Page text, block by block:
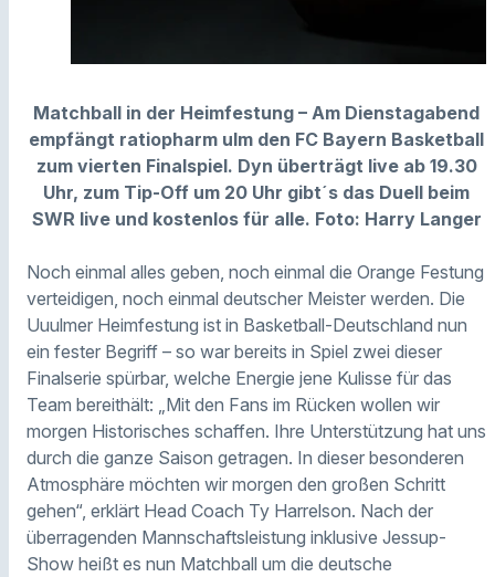
Matchball in der Heimfestung – Am Dienstagabend
empfängt ratiopharm ulm den FC Bayern Basketball
zum vierten Finalspiel. Dyn überträgt live ab 19.30
Uhr, zum Tip-Off um 20 Uhr gibt´s das Duell beim
SWR live und kostenlos für alle. Foto: Harry Langer
Noch einmal alles geben, noch einmal die Orange Festung
verteidigen, noch einmal deutscher Meister werden. Die
Uuulmer Heimfestung ist in Basketball-Deutschland nun
ein fester Begriff – so war bereits in Spiel zwei dieser
Finalserie spürbar, welche Energie jene Kulisse für das
Team bereithält: „Mit den Fans im Rücken wollen wir
morgen Historisches schaffen. Ihre Unterstützung hat uns
durch die ganze Saison getragen. In dieser besonderen
Atmosphäre möchten wir morgen den großen Schritt
gehen“, erklärt Head Coach Ty Harrelson. Nach der
überragenden Mannschaftsleistung inklusive Jessup-
Show heißt es nun Matchball um die deutsche